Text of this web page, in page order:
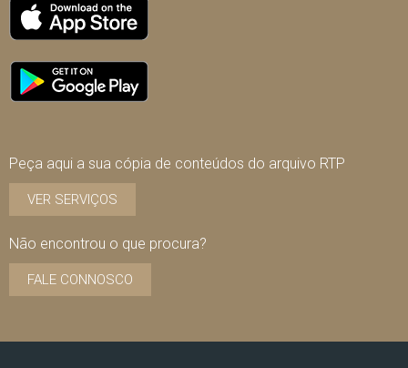
Peça aqui a sua cópia de conteúdos do arquivo RTP
VER SERVIÇOS
Não encontrou o que procura?
FALE CONNOSCO